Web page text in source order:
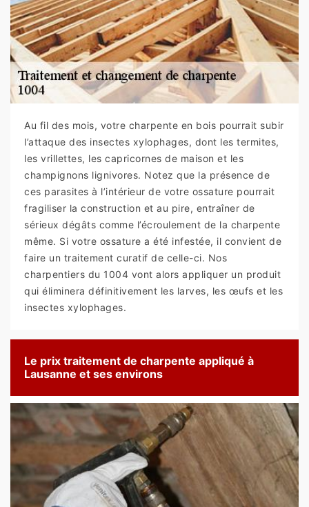
Au fil des mois, votre charpente en bois pourrait subir
l’attaque des insectes xylophages, dont les termites,
les vrillettes, les capricornes de maison et les
champignons lignivores. Notez que la présence de
ces parasites à l’intérieur de votre ossature pourrait
fragiliser la construction et au pire, entraîner de
sérieux dégâts comme l’écroulement de la charpente
même. Si votre ossature a été infestée, il convient de
faire un traitement curatif de celle-ci. Nos
charpentiers du 1004 vont alors appliquer un produit
qui éliminera définitivement les larves, les œufs et les
insectes xylophages.
Le prix traitement de charpente appliqué à
Lausanne et ses environs